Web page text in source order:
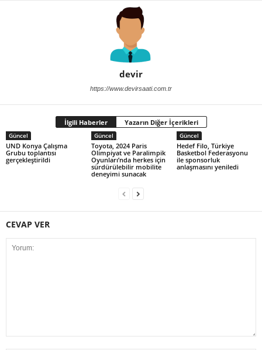
devir
https://www.devirsaati.com.tr
İlgili Haberler Yazarın Diğer İçerikleri
Güncel
UND Konya Çalışma
Grubu toplantısı
gerçekleştirildi
Güncel
Toyota, 2024 Paris
Olimpiyat ve Paralimpik
Oyunları’nda herkes için
sürdürülebilir mobilite
deneyimi sunacak
Güncel
Hedef Filo, Türkiye
Basketbol Federasyonu
ile sponsorluk
anlaşmasını yeniledi
CEVAP VER